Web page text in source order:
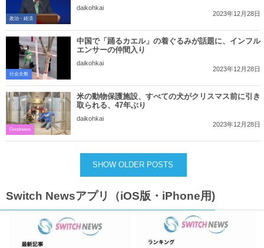
政治・経済
daikohkai
2023年12月28日
社会全般
中国で「踊るカエル」の着ぐるみが話題に、インフル
エンサーの仲間入り
daikohkai
2023年12月28日
Goodnews
米の動物保護施設、すべての犬がクリスマス前に引き
取られる、47年ぶり
daikohkai
2023年12月28日
SHOW OLDER POSTS
Switch Newsアプリ（iOS版・iPhone用)